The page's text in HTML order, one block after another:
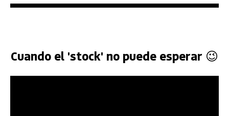
Cuando el 'stock' no puede esperar 😉